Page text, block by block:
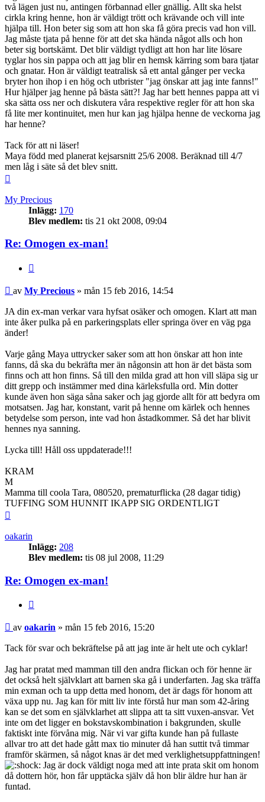
två lägen just nu, antingen förbannad eller gnällig. Allt ska helst
cirkla kring henne, hon är väldigt trött och krävande och vill inte
hjälpa till. Hon beter sig som att hon ska få göra precis vad hon vill.
Jag måste tjata på henne för att det ska hända något alls och hon
beter sig bortskämt. Det blir väldigt tydligt att hon har lite lösare
tyglar hos sin pappa och att jag blir en hemsk kärring som bara tjatar
och gnatar. Hon är väldigt teatralisk så ett antal gånger per vecka
bryter hon ihop i en hög och utbrister "jag önskar att jag inte fanns!"
Hur hjälper jag henne på bästa sätt?! Jag har bett hennes pappa att vi
ska sätta oss ner och diskutera våra respektive regler för att hon ska
få lite mer kontinuitet, men hur kan jag hjälpa henne de veckorna jag
har henne?
Tack för att ni läser!
Maya född med planerat kejsarsnitt 25/6 2008. Beräknad till 4/7
men låg i säte så det blev snitt.
My Precious
Inlägg: 170
Blev medlem: tis 21 okt 2008, 09:04
Re: Omogen ex-man!
Inlägg
av My Precious » mån 15 feb 2016, 14:54
JA din ex-man verkar vara hyfsat osäker och omogen. Klart att man
inte åker pulka på en parkeringsplats eller springa över en väg pga
änder!
Varje gång Maya uttrycker saker som att hon önskar att hon inte
fanns, då ska du bekräfta mer än någonsin att hon är det bästa som
finns och att hon finns. Så till den milda grad att hon vill släpa sig ur
ditt grepp och instämmer med dina kärleksfulla ord. Min dotter
kunde även hon säga såna saker och jag gjorde allt för att bedyra om
motsatsen. Jag har, konstant, varit på henne om kärlek och hennes
betydelse som person, inte vad hon åstadkommer. Så det har blivit
hennes nya sanning.
Lycka till! Håll oss uppdaterade!!!
KRAM
M
Mamma till coola Tara, 080520, prematurflicka (28 dagar tidig)
TUFFING SOM HUNNIT IKAPP SIG ORDENTLIGT
oakarin
Inlägg: 208
Blev medlem: tis 08 jul 2008, 11:29
Re: Omogen ex-man!
Inlägg
av oakarin » mån 15 feb 2016, 15:20
Tack för svar och bekräftelse på att jag inte är helt ute och cyklar!
Jag har pratat med mamman till den andra flickan och för henne är
det också helt självklart att barnen ska gå i underfarten. Jag ska träffa
min exman och ta upp detta med honom, det är dags för honom att
växa upp nu. Jag kan för mitt liv inte förstå hur man som 42-åring
kan se det som en självklarhet att slippa att ta sitt vuxen-ansvar. Vet
inte om det ligger en bokstavskombination i bakgrunden, skulle
faktiskt inte förvåna mig. När vi var gifta kunde han på fullaste
allvar tro att det hade gått max tio minuter då han suttit två timmar
framför skärmen, så något knas är det med verklighetsuppfattningen!
Jag är dock väldigt noga med att inte prata skit om honom
då dottern hör, hon får upptäcka själv då hon blir äldre hur han är
funtad.